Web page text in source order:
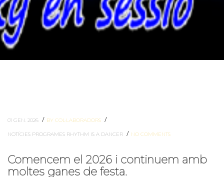
01 GEN. 2026 / BY COL·LABORADORS /
NOTÍCIES PROGRAMES RHYTHM IS A DANCER / NO COMMENTS
Comencem el 2026 i continuem amb
moltes ganes de festa.